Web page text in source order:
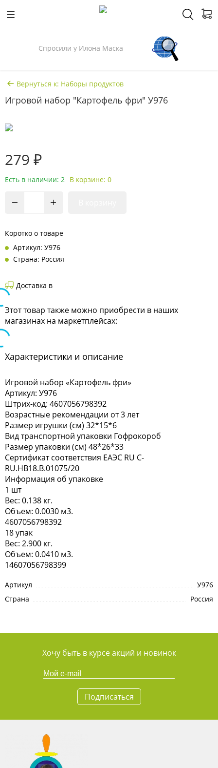
Спросили у Илона Маска
Вернуться к: Наборы продуктов
Игровой набор "Картофель фри" У976
279 ₽
Есть в наличии: 2 В корзине: 0
Коротко о товаре
Артикул: У976
Страна: Россия
Доставка в
Этот товар также можно приобрести в наших
магазинах на маркетплейсах:
Характеристики и описание
Игровой набор «Картофель фри»
Артикул: У976
Штрих-код: 4607056798392
Возрастные рекомендации от 3 лет
Размер игрушки (см) 32*15*6
Вид транспортной упаковки Гофрокороб
Размер упаковки (см) 48*26*33
Сертификат соответствия ЕАЭC RU C-
RU.HB18.В.01075/20
Информация об упаковке
1 шт
Вес: 0.138 кг.
Объем: 0.0030 м3.
4607056798392
18 упак
Вес: 2.900 кг.
Объем: 0.0410 м3.
14607056798399
Артикул
У976
Страна
Россия
Хочу быть в курсе акций и новинок
Подписаться